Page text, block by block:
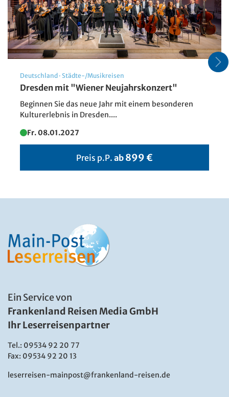
Deutschland · Städte-/Musikreisen
Dresden mit "Wiener Neujahrskonzert"
Beginnen Sie das neue Jahr mit einem besonderen
Kulturerlebnis in Dresden....
Fr. 08.01.2027
Preis p.P. ab 899 €
Ein Service von
Frankenland Reisen Media GmbH
Ihr Leserreisenpartner
Tel.: 09534 92 20 77
Fax: 09534 92 20 13
leserreisen-mainpost@frankenland-reisen.de